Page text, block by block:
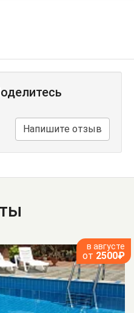
Напишите отзыв
в августе
от 2500₽